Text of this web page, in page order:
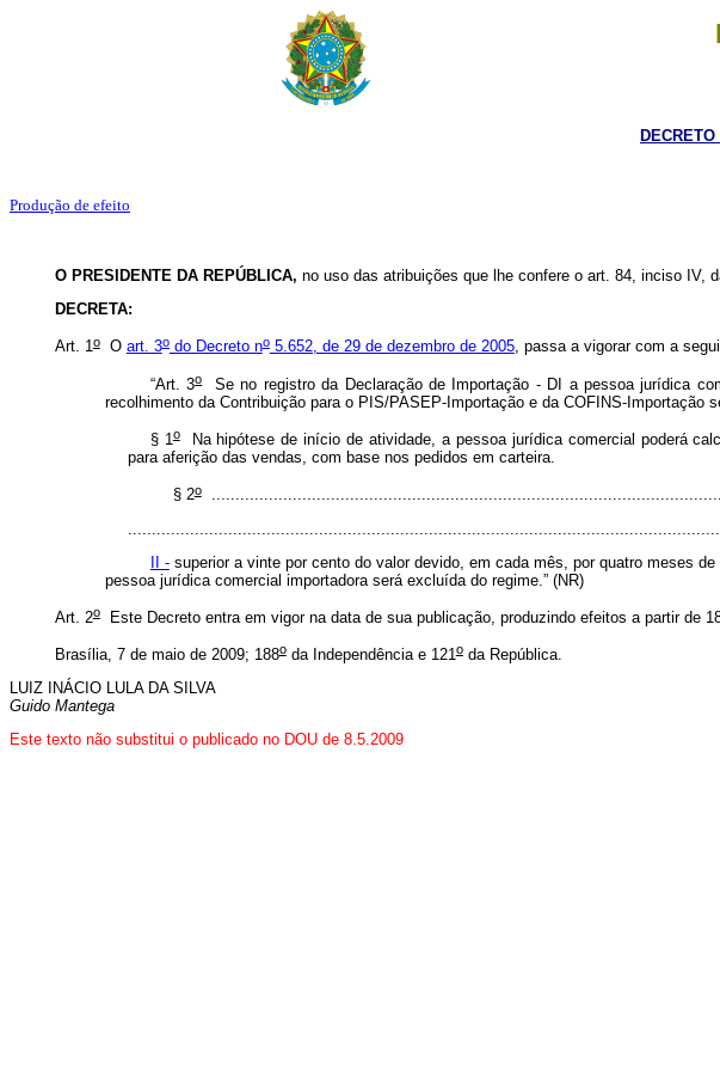
Produção de efeito
O PRESIDENTE DA REPÚBLICA, no uso das atribuições que lhe confere o art. 84, inciso IV,
DECRETA:
Art. 1oO art. 3odo Decreto no5.652, de 29 de dezembro de 2005, passa a vigorar com a
“Art. 3oSe no registro da Declaração de Importação - DI a pessoa jurídica
recolhimento da Contribuição para o PIS/PASEP-Importação e da COFINS-
§ 1oNa hipótese de início de atividade, a pessoa jurídica comercial poderá
para aferição das vendas, com base nos pedidos em carteira.
§ 2o
II -superior a vinte por cento do valor devido, em cada mês, por quatro meses
pessoa jurídica comercial importadora será excluída do regime.” (NR)
Art. 2oEste Decreto entra em vigor na data de sua publicação, produzindo efeitos a partir de
Brasília, 7 de maio de 2009; 188oda Independência e 121oda República.
LUIZ INÁCIO LULA DA SILVA
Guido Mantega
Este texto não substitui o publicado no DOU de 8.5.2009